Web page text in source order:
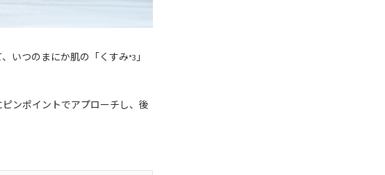
いつのまにか肌の「くすみ*3 」
ンポイントでアプローチし、後